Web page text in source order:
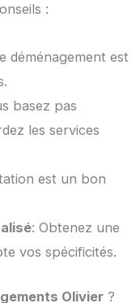
:
déménagement est
basez pas
les services
est un bon
: Obtenez une
vos spécificités.
Olivier ?